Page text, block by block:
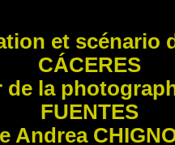
et scénario
CÁCERES
de la
FUENTES
Andrea